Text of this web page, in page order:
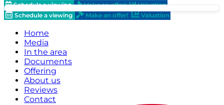
Schedule a viewing Make an offer!
Valuation
Schedule a viewing
Make an offer! Valuation
Home
Media
In the area
Documents
Offering
About us
Reviews
Contact